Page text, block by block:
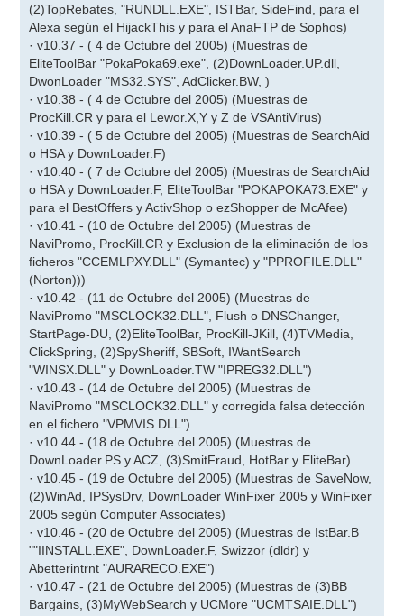
(2)TopRebates, "RUNDLL.EXE", ISTBar, SideFind, para el
Alexa según el HijackThis y para el AnaFTP de Sophos)
· v10.37 - ( 4 de Octubre del 2005) (Muestras de
EliteToolBar "PokaPoka69.exe", (2)DownLoader.UP.dll,
DwonLoader "MS32.SYS", AdClicker.BW, )
· v10.38 - ( 4 de Octubre del 2005) (Muestras de
ProcKill.CR y para el Lewor.X,Y y Z de VSAntiVirus)
· v10.39 - ( 5 de Octubre del 2005) (Muestras de SearchAid
o HSA y DownLoader.F)
· v10.40 - ( 7 de Octubre del 2005) (Muestras de SearchAid
o HSA y DownLoader.F, EliteToolBar "POKAPOKA73.EXE" y
para el BestOffers y ActivShop o ezShopper de McAfee)
· v10.41 - (10 de Octubre del 2005) (Muestras de
NaviPromo, ProcKill.CR y Exclusion de la eliminación de los
ficheros "CCEMLPXY.DLL" (Symantec) y "PPROFILE.DLL"
(Norton)))
· v10.42 - (11 de Octubre del 2005) (Muestras de
NaviPromo "MSCLOCK32.DLL", Flush o DNSChanger,
StartPage-DU, (2)EliteToolBar, ProcKill-JKill, (4)TVMedia,
ClickSpring, (2)SpySheriff, SBSoft, IWantSearch
"WINSX.DLL" y DownLoader.TW "IPREG32.DLL")
· v10.43 - (14 de Octubre del 2005) (Muestras de
NaviPromo "MSCLOCK32.DLL" y corregida falsa detección
en el fichero "VPMVIS.DLL")
· v10.44 - (18 de Octubre del 2005) (Muestras de
DownLoader.PS y ACZ, (3)SmitFraud, HotBar y EliteBar)
· v10.45 - (19 de Octubre del 2005) (Muestras de SaveNow,
(2)WinAd, IPSysDrv, DownLoader WinFixer 2005 y WinFixer
2005 según Computer Associates)
· v10.46 - (20 de Octubre del 2005) (Muestras de IstBar.B
""IINSTALL.EXE", DownLoader.F, Swizzor (dldr) y
Abetterintrnt "AURARECO.EXE")
· v10.47 - (21 de Octubre del 2005) (Muestras de (3)BB
Bargains, (3)MyWebSearch y UCMore "UCMTSAIE.DLL")